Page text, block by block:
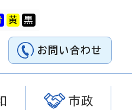
お問い合わせ
市政